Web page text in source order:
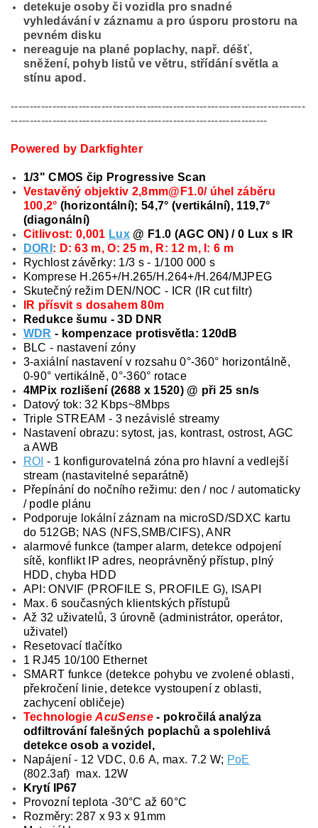
detekuje osoby či vozidla pro snadné
vyhledávání v záznamu a pro úsporu prostoru na
pevném disku
nereaguje na plané poplachy, např. déšť,
sněžení, pohyb listů ve větru, střídání světla a
stínu apod.
------------------------------------------------------------------------------
--------------------------------------------------------------------
Powered by Darkfighter
1/3" CMOS čip Progressive Scan
Vestavěný objektiv 2,8mm@F1.0/ úhel záběru
100,2° (horizontální); 54,7° (vertikální), 119,7°
(diagonální)
Citlivost: 0,001 Lux @ F1.0 (AGC ON) / 0 Lux s IR
DORI : D: 63 m, O: 25 m, R: 12 m, I: 6 m
Rychlost závěrky: 1/3 s - 1/100 000 s
Komprese H.265+/H.265/H.264+/H.264/MJPEG
Skutečný režim DEN/NOC - ICR (IR cut filtr)
IR přísvit s dosahem 80m
Redukce šumu - 3D DNR
WDR - kompenzace protisvětla: 120dB
BLC - nastavení zóny
3-axiální nastavení v rozsahu 0°-360° horizontálně,
0-90° vertikálně, 0°-360° rotace
4MPix rozlišení (2688 x 1520) @ při 25 sn/s
Datový tok: 32 Kbps~8Mbps
Triple STREAM - 3 nezávislé streamy
Nastavení obrazu: sytost, jas, kontrast, ostrost, AGC
a AWB
ROI - 1 konfigurovatelná zóna pro hlavní a vedlejší
stream (nastavitelné separátně)
Přepínání do nočního režimu: den / noc / automaticky
/ podle plánu
Podporuje lokální záznam na microSD/SDXC kartu
do 512GB; NAS (NFS,SMB/CIFS), ANR
alarmové funkce (tamper alarm, detekce odpojení
sítě, konflikt IP adres, neoprávněný přístup, plný
HDD, chyba HDD
API: ONVIF (PROFILE S, PROFILE G), ISAPI
Max. 6 současných klientských přístupů
Až 32 uživatelů, 3 úrovně (administrátor, operátor,
uživatel)
Resetovací tlačítko
1 RJ45 10/100 Ethernet
SMART funkce (detekce pohybu ve zvolené oblasti,
překročení linie, detekce vystoupení z oblasti,
zachycení obličeje)
Technologie AcuSense - pokročilá analýza
odfiltrování falešných poplachů a spolehlivá
detekce osob a vozidel,
Napájení - 12 VDC, 0.6 A, max. 7.2 W; PoE
(802.3af) max. 12W
Krytí IP67
Provozní teplota -30°C až 60°C
Rozměry: 287 x 93 x 91mm